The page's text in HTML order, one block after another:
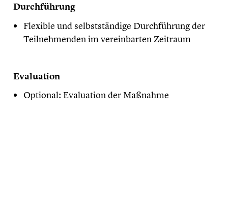
Durchführung
Flexible und selbstständige Durchführung der
Teilnehmenden im vereinbarten Zeitraum
Evaluation
Optional: Evaluation der Maßnahme